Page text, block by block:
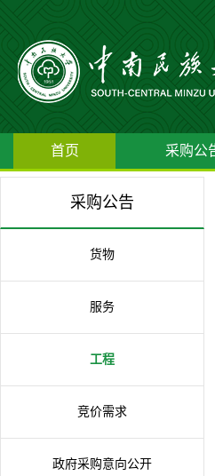
首页 采购公
采购公告
货物
服务
工程
竞价需求
政府采购意向公开